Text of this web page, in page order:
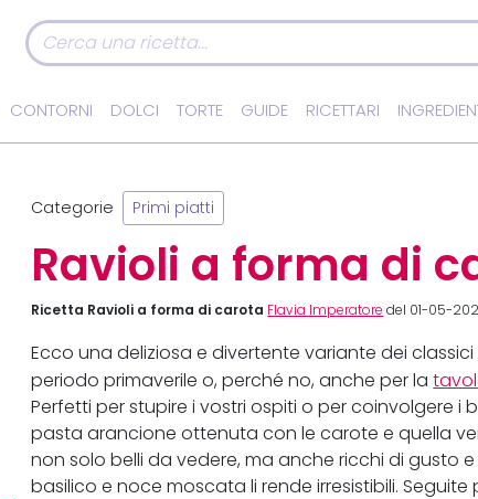
CONTORNI DOLCI TORTE GUIDE RICETTARI
Categorie Primi piatti
Ravioli a forma di
Ricetta Ravioli a forma di carota Flavia Imperatore del 01-05-
Ecco una deliziosa e divertente variante dei
periodo primaverile o, perché no, anche per la
Perfetti per stupire i vostri ospiti o per coinvolgere i
pasta arancione ottenuta con le carote e quella
non solo belli da vedere, ma anche ricchi di gusto
basilico e noce moscata li rende irresistibili.